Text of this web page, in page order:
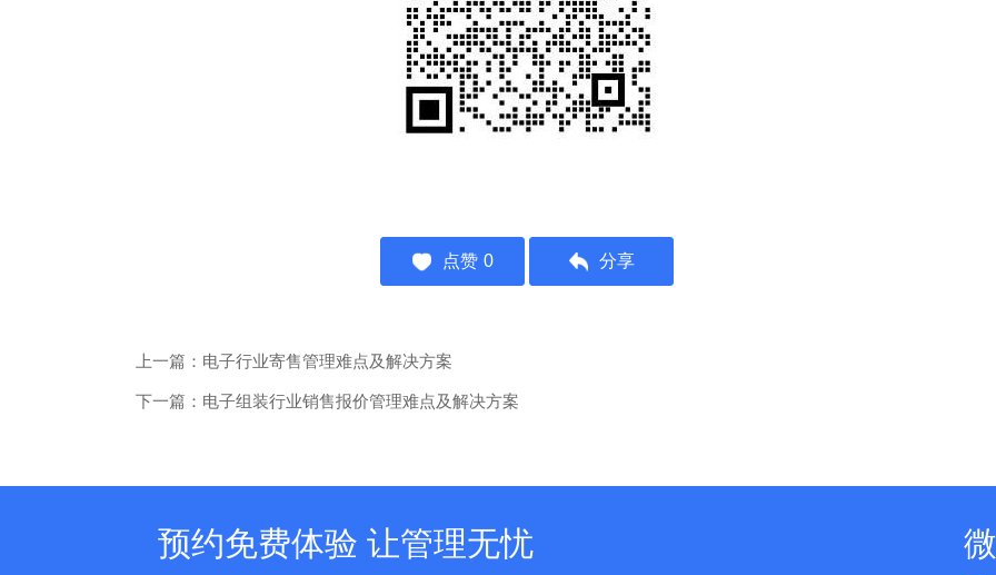
点赞 0 分享
上一篇：电子行业寄售管理难点及解决方案
下一篇：电子组装行业销售报价管理难点及解决方案
预约免费体验 让管理无忧